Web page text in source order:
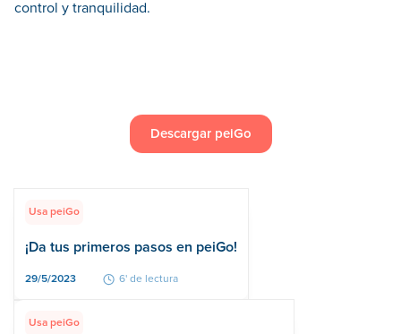
control y tranquilidad.
Descargar peiGo
Usa peiGo
¡Da tus primeros pasos en peiGo!
29/5/2023 6' de lectura
Usa peiGo